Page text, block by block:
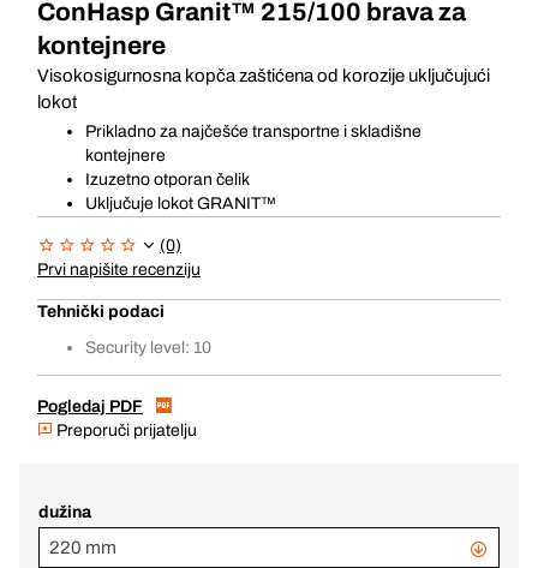
ConHasp Granit™ 215/100 brava za
kontejnere
Visokosigurnosna kopča zaštićena od korozije uključujući
lokot
Prikladno za najčešće transportne i skladišne
kontejnere
Izuzetno otporan čelik
Uključuje lokot GRANIT™
(0)
Prvi napišite recenziju
Tehnički podaci
Security level: 10
Pogledaj PDF
Preporuči prijatelju
dužina
220 mm